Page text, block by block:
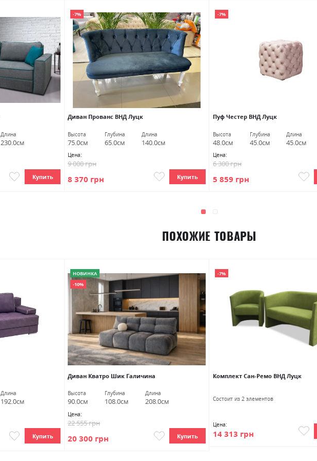
Длина
230.0см
Купить
-7%
Диван Прованс ВНД Луцк
Высота
75.0см
Глубина
65.0см
Длина
140.0см
Цена:
8 370 грн
9 000 грн
Купить
-7%
Пуф Честер ВНД Луцк
Высота
48.0см
Глубина
45.0см
Длина
45.0см
Цена:
5 859 грн
6 300 грн
ПОХОЖИЕ ТОВАРЫ
Длина
192.0см
Купить
НОВИНКА
-10%
Диван Кватро Шик Галичина
Высота
90.0см
Глубина
108.0см
Длина
208.0см
Цена:
20 300 грн
22 555 грн
Купить
-7%
Комплект Сан-Ремо ВНД Луцк
Состоит из 2 элементов
Цена:
14 313 грн